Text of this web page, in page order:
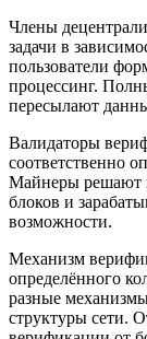
Члены
задачи в
пользователи
процессинг.
пересылают
Валидаторы
соответственно
Майнеры решают
блоков и
возможности.
Механизм
определённого
разные
структуры сети.